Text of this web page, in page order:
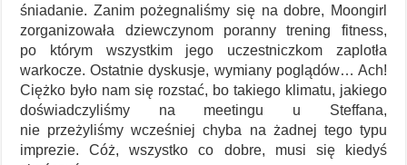
śniadanie. Zanim pożegnaliśmy się na dobre, Moongirl
zorganizowała dziewczynom poranny trening fitness,
po którym wszystkim jego uczestniczkom zaplotła
warkocze. Ostatnie dyskusje, wymiany poglądów… Ach!
Ciężko było nam się rozstać, bo takiego klimatu, jakiego
doświadczyliśmy na meetingu u Steffana,
nie przeżyliśmy wcześniej chyba na żadnej tego typu
imprezie. Cóż, wszystko co dobre, musi się kiedyś